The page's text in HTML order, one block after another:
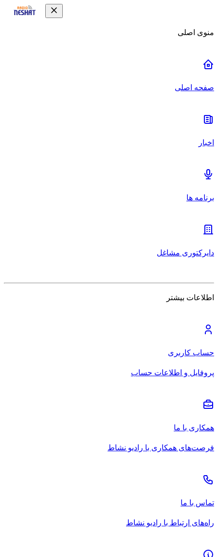
منوی اصلی
صفحه اصلی
اخبار
برنامه ها
دایرکتوری مشاغل
اطلاعات بیشتر
حساب کاربری
پروفایل و اطلاعات حساب
همکاری با ما
فرصت‌های همکاری با رادیو نشاط
تماس با ما
راه‌های ارتباط با رادیو نشاط